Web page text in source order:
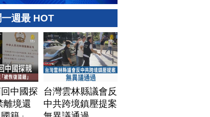
週最 HOT
中國探
離境還
台灣雲林縣議會反
中共跨境鎮壓提案